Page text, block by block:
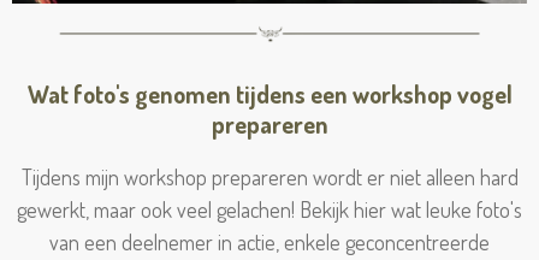
Wat foto's genomen tijdens een workshop vogel
prepareren
Tijdens mijn workshop prepareren wordt er niet alleen hard
gewerkt, maar ook veel gelachen! Bekijk hier wat leuke foto's
van een deelnemer in actie, enkele geconcentreerde